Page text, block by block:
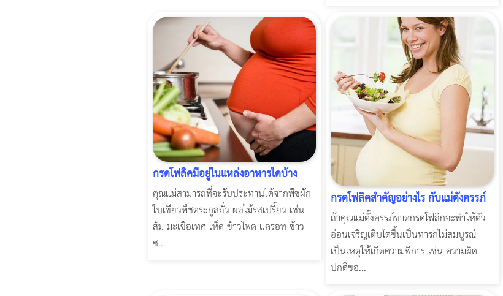
กรดโฟลิคมีอยู่ในแหล่งอาหารใดบ้าง
คุณแม่สามารถที่จะรับประทานได้จากพืชผัก
ใบเขียวพืชตระกูลถั่ว ผลไม้รสเปรี้ยว เช่น
ส้ม มะเขือเทศ เห็ด ข้าวโพด แครอท ข้าว
ซ...
กรดโฟลิคสำคัญอย่างไร กับแม่ตั้งครรภ์
ถ้าคุณแม่ตั้งครรภ์ขาดกรดโฟลิกจะทำให้ตัว
อ่อนเจริญเติบโตขึ้นเป็นทารกไม่สมบูรณ์
เป็นเหตุให้เกิดความพิการ เช่น ความผิด
ปกติขอ...